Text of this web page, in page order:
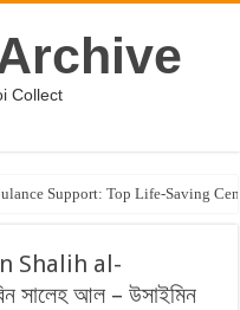
Collect
Support: Top Life-Saving
Shalih al-
সালেহ আল – উসাইমিন